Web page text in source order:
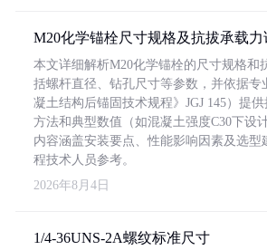
M20化学锚栓尺寸规格及抗拔承载力
本文详细解析M20化学锚栓的尺寸规格和
括螺杆直径、钻孔尺寸等参数，并依据专
凝土结构后锚固技术规程》JGJ 145）提
方法和典型数值（如混凝土强度C30下设
内容涵盖安装要点、性能影响因素及选型
程技术人员参考。
2026年8月4日
1/4-36UNS-2A螺纹标准尺寸